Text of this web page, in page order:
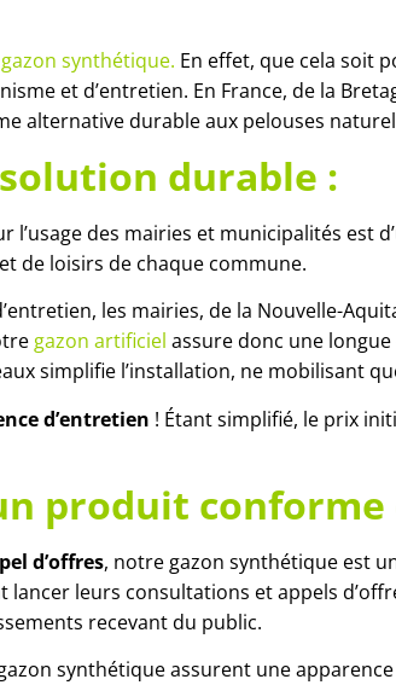
gazon synthétique. En effet, que cela soit
et d’entretien. En France, de la
alternative durable aux pelouses
durable :
des mairies et municipalités est
de loisirs de chaque commune.
les mairies, de la Nouvelle-
gazon artificiel assure donc une
simplifie l’installation, ne mobilisant
d’entretien ! Étantsimplifié, le prix
produit conforme
d’offres, notre gazon synthétique est
lancer leurs consultations et appels
recevant du public.
synthétique assurent une